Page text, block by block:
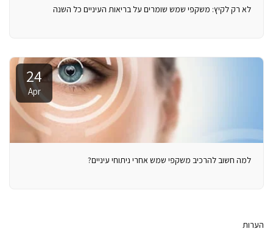
לא רק לקיץ: משקפי שמש שומרים על בריאות העיניים כל השנה
24
Apr
למה חשוב להרכיב משקפי שמש אחרי ניתוחי עיניים?
הערות